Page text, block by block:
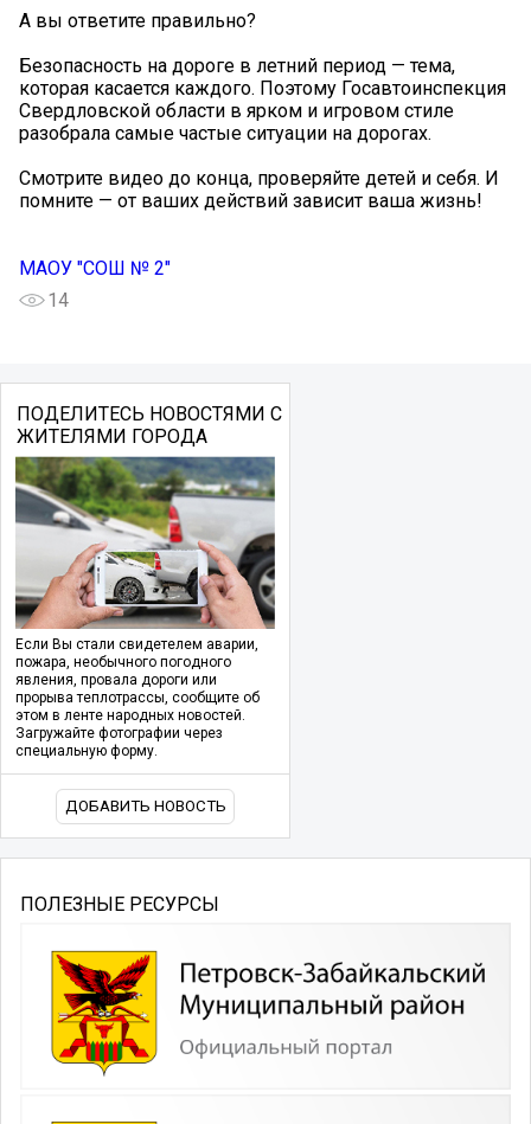
А вы ответите правильно?
Безопасность на дороге в летний период — тема,
которая касается каждого. Поэтому Госавтоинспекция
Свердловской области в ярком и игровом стиле
разобрала самые частые ситуации на дорогах.
Смотрите видео до конца, проверяйте детей и себя. И
помните — от ваших действий зависит ваша жизнь!
МАОУ "СОШ № 2"
14
ПОДЕЛИТЕСЬ НОВОСТЯМИ С
ЖИТЕЛЯМИ ГОРОДА
Если Вы стали свидетелем аварии,
пожара, необычного погодного
явления, провала дороги или
прорыва теплотрассы, сообщите об
этом в ленте народных новостей.
Загружайте фотографии через
специальную форму.
ДОБАВИТЬ НОВОСТЬ
ПОЛЕЗНЫЕ РЕСУРСЫ